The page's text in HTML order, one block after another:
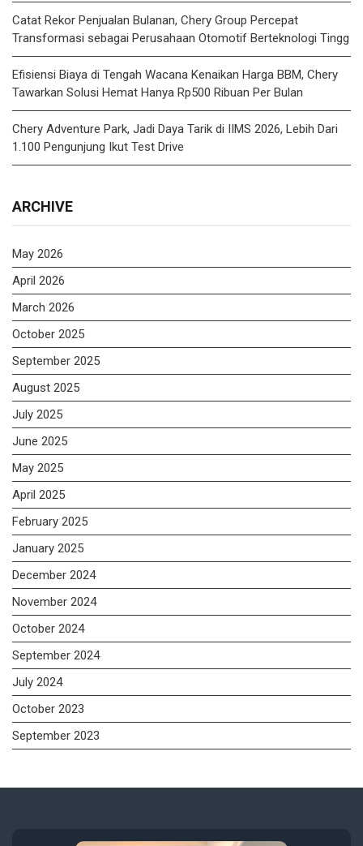
Catat Rekor Penjualan Bulanan, Chery Group Percepat
Transformasi sebagai Perusahaan Otomotif Berteknologi Tingg
Efisiensi Biaya di Tengah Wacana Kenaikan Harga BBM, Chery
Tawarkan Solusi Hemat Hanya Rp500 Ribuan Per Bulan
Chery Adventure Park, Jadi Daya Tarik di IIMS 2026, Lebih Dari
1.100 Pengunjung Ikut Test Drive
ARCHIVE
May 2026
April 2026
March 2026
October 2025
September 2025
August 2025
July 2025
June 2025
May 2025
April 2025
February 2025
January 2025
December 2024
November 2024
October 2024
September 2024
July 2024
October 2023
September 2023